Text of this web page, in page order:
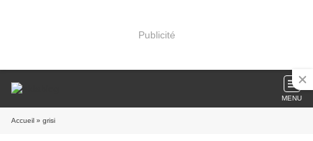
Publicité
MENU
Accueil » grisi